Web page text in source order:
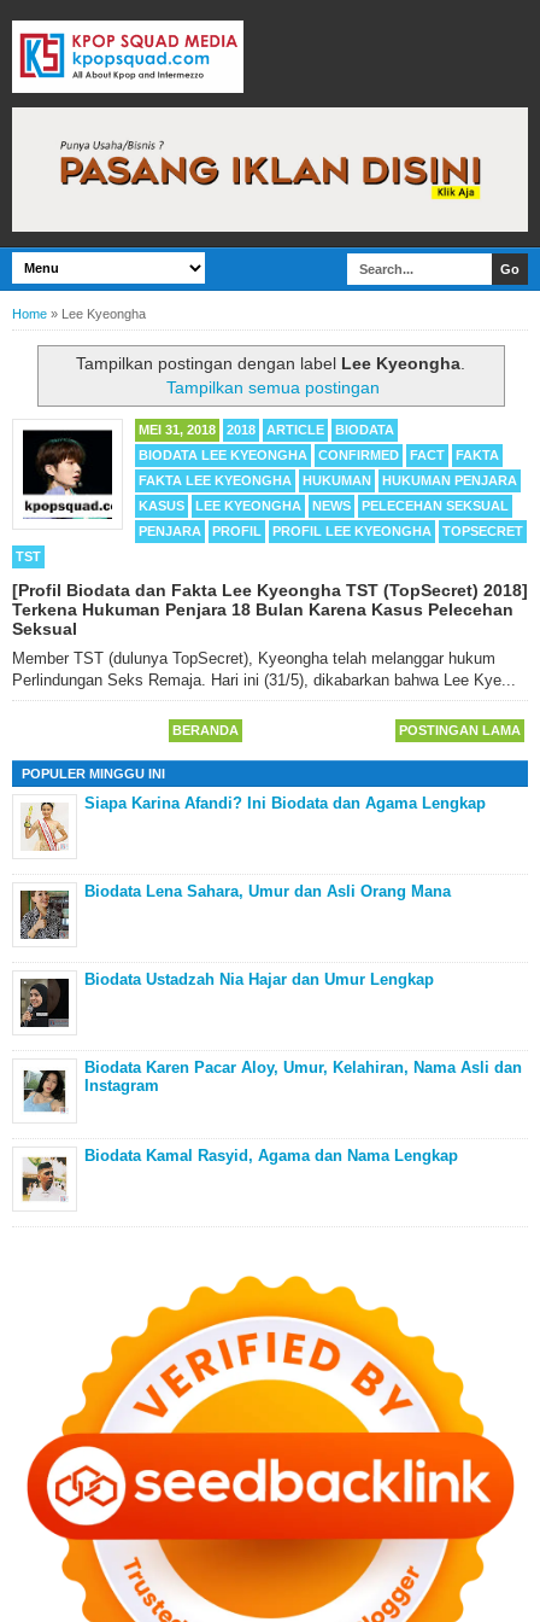
Home » Lee Kyeongha
Tampilkan postingan dengan label Lee Kyeongha.
Tampilkan semua postingan
MEI 31, 2018 2018 ARTICLE
BIODATA
BIODATA LEE KYEONGHA
CONFIRMED FACT
FAKTA
FAKTA LEE KYEONGHA
HUKUMAN
HUKUMAN PENJARA
KASUS
LEE KYEONGHA NEWS
PELECEHAN SEKSUAL
PENJARA
PROFIL PROFIL LEE KYEONGHA
TOPSECRET
TST
[Profil Biodata dan Fakta Lee Kyeongha TST (TopSecret) 2018]
Terkena Hukuman Penjara 18 Bulan Karena Kasus Pelecehan
Seksual
Member TST (dulunya TopSecret), Kyeongha telah melanggar hukum
Perlindungan Seks Remaja. Hari ini (31/5), dikabarkan bahwa Lee Kye...
POSTINGAN LAMA
BERANDA
POPULER MINGGU INI
Siapa Karina Afandi? Ini Biodata dan Agama Lengkap
Biodata Lena Sahara, Umur dan Asli Orang Mana
Biodata Ustadzah Nia Hajar dan Umur Lengkap
Biodata Karen Pacar Aloy, Umur, Kelahiran, Nama Asli dan
Instagram
Biodata Kamal Rasyid, Agama dan Nama Lengkap